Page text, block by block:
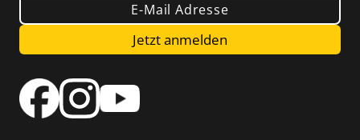
E-Mail Adresse
Jetzt anmelden